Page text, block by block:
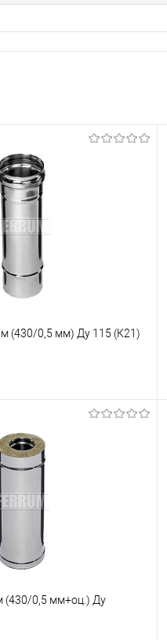
(430/0,5 мм) Ду 115 (К21)
В корзину
(430/0,5 мм+оц.) Ду